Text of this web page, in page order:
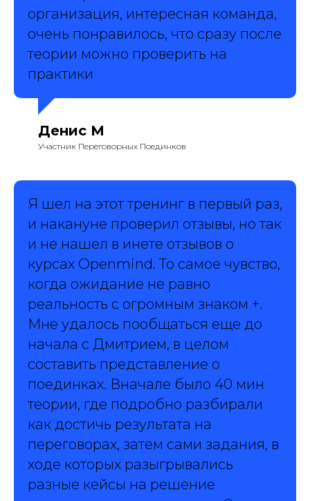
организация, интересная команда,
очень понравилось, что сразу после
теории можно проверить на
практики
Денис М
Участник Переговорных Поединков
Я шел на этот тренинг в первый раз,
и накануне проверил отзывы, но так
и не нашел в инете отзывов о
курсах Openmind. То самое чувство,
когда ожидание не равно
реальность с огромным знаком +.
Мне удалось пообщаться еще до
начала с Дмитрием, в целом
составить представление о
поединках. Вначале было 40 мин
теории, где подробно разбирали
как достичь результата на
переговорах, затем сами задания, в
ходе которых разыгрывались
разные кейсы на решение